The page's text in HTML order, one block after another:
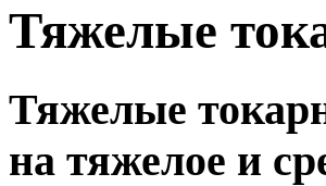
Тяжелые
Тяжелые
на тяжелое и